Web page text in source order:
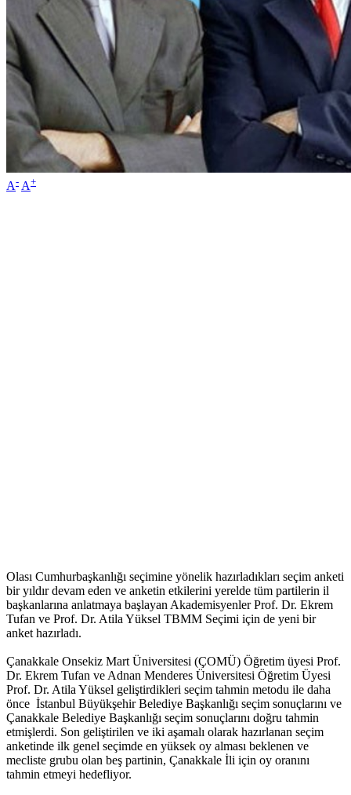
A- A+
Olası Cumhurbaşkanlığı seçimine yönelik hazırladıkları seçim anketi
bir yıldır devam eden ve anketin etkilerini yerelde tüm partilerin il
başkanlarına anlatmaya başlayan Akademisyenler Prof. Dr. Ekrem
Tufan ve Prof. Dr. Atila Yüksel TBMM Seçimi için de yeni bir
anket hazırladı.
Çanakkale Onsekiz Mart Üniversitesi (ÇOMÜ) Öğretim üyesi Prof.
Dr. Ekrem Tufan ve Adnan Menderes Üniversitesi Öğretim Üyesi
Prof. Dr. Atila Yüksel geliştirdikleri seçim tahmin metodu ile daha
önce İstanbul Büyükşehir Belediye Başkanlığı seçim sonuçlarını ve
Çanakkale Belediye Başkanlığı seçim sonuçlarını doğru tahmin
etmişlerdi. Son geliştirilen ve iki aşamalı olarak hazırlanan seçim
anketinde ilk genel seçimde en yüksek oy alması beklenen ve
mecliste grubu olan beş partinin, Çanakkale İli için oy oranını
tahmin etmeyi hedefliyor.